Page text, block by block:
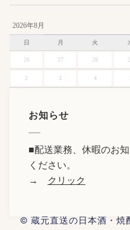
2026年8月
日 月 火
26 27 28
2 3 4
16 17
23
30 31 1
© 蔵元直送の日本酒・
お知らせ
■配送業務、休暇のお
ください。
→
クリック